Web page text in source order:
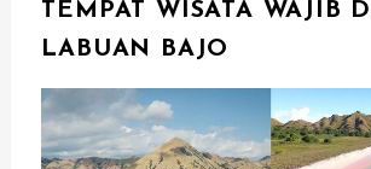
TEMPAT WISATA WAJIB DI
LABUAN BAJO